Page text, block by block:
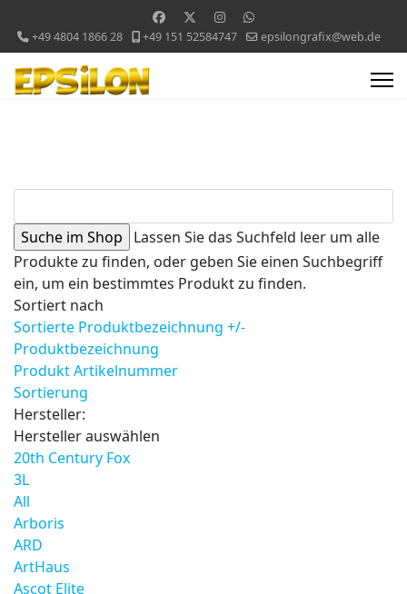
+49 4804 1866 28 +49 151 52584747 epsilongrafix@web.de
Lassen Sie das Suchfeld leer um alle
Produkte zu finden, oder geben Sie einen Suchbegriff
ein, um ein bestimmtes Produkt zu finden.
Sortiert nach
Sortierte Produktbezeichnung +/-
Produktbezeichnung
Produkt Artikelnummer
Sortierung
Hersteller:
Hersteller auswählen
20th Century Fox
3L
All
Arboris
ARD
ArtHaus
Ascot Elite